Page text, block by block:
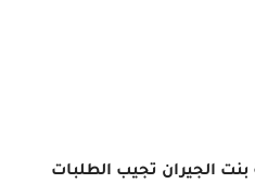
الجيران تجيب الطلبات